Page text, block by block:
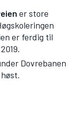
er store
er ferdig til
Dovrebanen